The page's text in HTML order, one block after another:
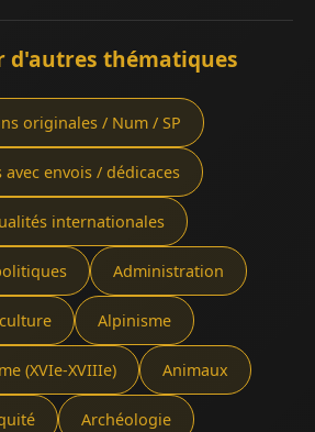
d'autres thématiques
originales / Num / SP
avec envois / dédicaces
internationales
Administration
Alpinisme
(XVIe-XVIIIe) Animaux
Archéologie